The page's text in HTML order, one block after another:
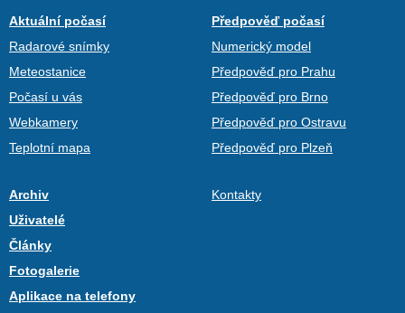
Aktuální počasí
Radarové snímky
Meteostanice
Počasí u vás
Webkamery
Teplotní mapa
Předpověď počasí
Numerický model
Předpověď pro Prahu
Předpověď pro Brno
Předpověď pro Ostravu
Předpověď pro Plzeň
Archiv
Uživatelé
Články
Fotogalerie
Aplikace na telefony
Kontakty